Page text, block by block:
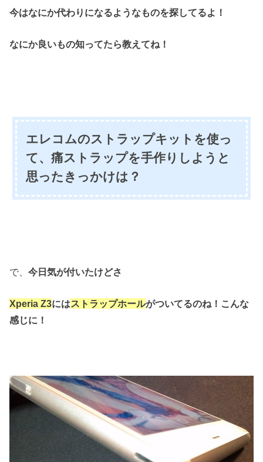
今はなにか代わりになるようなものを探してるよ！
なにか良いもの知ってたら教えてね！
エレコムのストラップキットを使っ
て、痛ストラップを手作りしようと
思ったきっかけは？
で、今日気が付いたけどさ
Xperia Z3にはストラップホールがついてるのね！こんな
感じに！